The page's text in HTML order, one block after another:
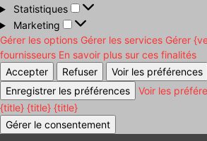
Statistiques
Statistiques
Marketing
Marketing
Gérer les options Gérer les services Gérer
fournisseurs En savoir plus sur ces finalités
Accepter
Refuser
Voir les préférences
Enregistrer les préférences
Voir les
{title} {title} {title}
Gérer le consentement